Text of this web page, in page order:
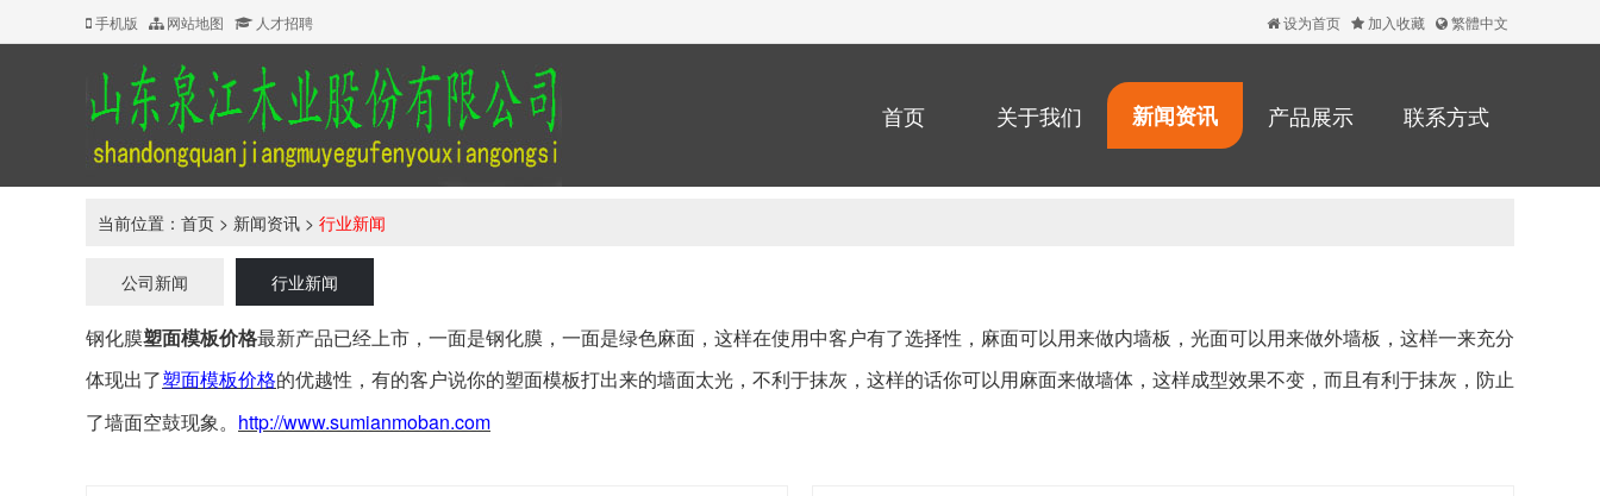
手机版 网站地图 人才招聘 设为首页 加入收藏 繁體中文
联系方式
产品展示
新闻资讯
关于我们
首页
当前位置： 首页 > 新闻资讯 > 行业新闻
公司新闻 行业新闻
钢化膜塑面模板价格最新产品已经上市，一面是钢化膜，一面是绿色麻面，这样在使用中客户有了选择性，麻面可以用来做内墙板，光面可以用来做外墙板，这样一来充分
体现出了塑面模板价格的优越性，有的客户说你的塑面模板打出来的墙面太光，不利于抹灰，这样的话你可以用麻面来做墙体，这样成型效果不变，而且有利于抹灰，防止
了墙面空鼓现象。 http://www.sumianmoban.com